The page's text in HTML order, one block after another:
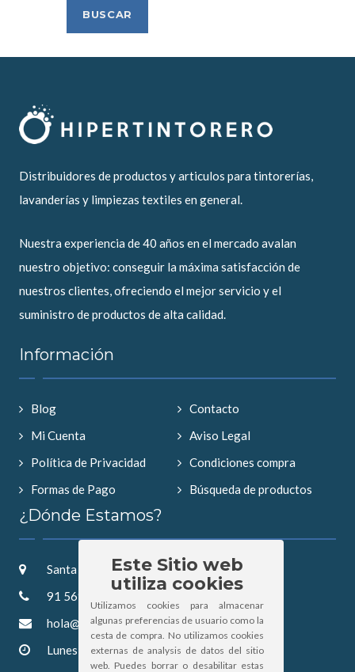
Distribuidores de productos y articulos para tintorerías,
lavanderías y limpiezas textiles en general.
Nuestra experiencia de 40 años en el mercado avalan
nuestro objetivo: conseguir la máxima satisfacción de
nuestros clientes, ofreciendo el mejor servicio y el
suministro de productos de alta calidad.
Información
Blog
Contacto
Mi Cuenta
Aviso Legal
Política de Privacidad
Condiciones compra
Formas de Pago
Búsqueda de productos
¿Dónde Estamos?
Santa Saturnina 2, 28019 Madrid
91 569 52 57
hola@hipertintorero.com
Lunes a Viernes: 9:00 - 15:00
Este Sitio web
utiliza cookies
Utilizamos cookies para almacenar
algunas preferencias de usuario como la
cesta de compra. No utilizamos cookies
externas de analysis de datos del sitio
web. Puedes borrar o desabilitar estas